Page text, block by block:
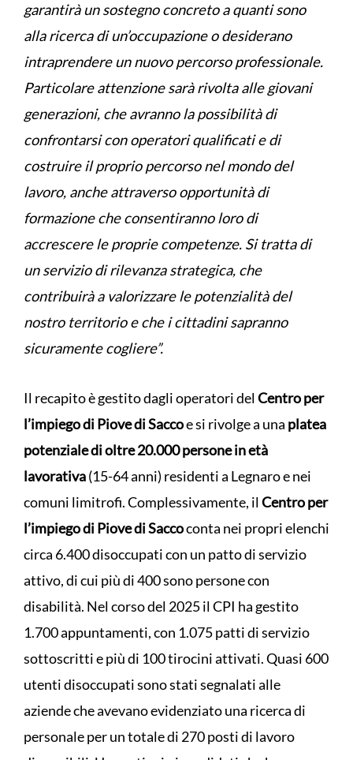
garantirà un sostegno concreto a quanti sono
alla ricerca di un’occupazione o desiderano
intraprendere un nuovo percorso professionale.
Particolare attenzione sarà rivolta alle giovani
generazioni, che avranno la possibilità di
confrontarsi con operatori qualificati e di
costruire il proprio percorso nel mondo del
lavoro, anche attraverso opportunità di
formazione che consentiranno loro di
accrescere le proprie competenze. Si tratta di
un servizio di rilevanza strategica, che
contribuirà a valorizzare le potenzialità del
nostro territorio e che i cittadini sapranno
sicuramente cogliere”.
Il recapito è gestito dagli operatori delCentro per
l’impiego di Piove di Saccoe si rivolge a una platea
potenziale di oltre 20.000 persone in età
lavorativa(15-64 anni) residenti a Legnaro e nei
comuni limitrofi. Complessivamente, ilCentro per
l’impiego di Piove di Saccoconta nei propri elenchi
circa 6.400 disoccupati con un patto di servizio
attivo, di cui più di 400 sono persone con
disabilità. Nel corso del 2025 il CPI ha gestito
1.700 appuntamenti, con 1.075 patti di servizio
sottoscritti e più di 100 tirocini attivati. Quasi 600
utenti disoccupati sono stati segnalati alle
aziende che avevano evidenziato una ricerca di
personale per un totale di 270 posti di lavoro